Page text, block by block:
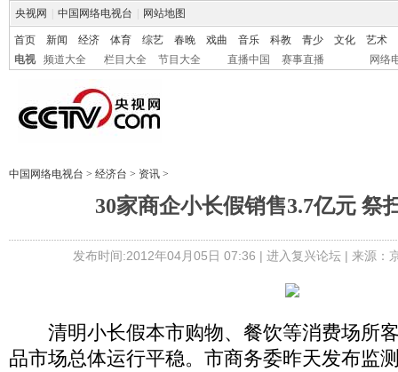
央视网 中国网络电视台 网站地图
首页 新闻 经济 体育 综艺 春晚 戏曲 音乐 科教 青少 文化
艺术
电视
频道大全 栏目大全 节目大全 直播中国 赛事直播 网络
中国网络电视台 > 经济台 > 资讯 >
30家商企小长假销售3.7亿元 祭
发布时间:2012年04月05日 07:36 | 进入复兴论坛| 来源：
清明小长假本市购物、餐饮等消费场所
品市场总体运行平稳。市商务委昨天发布监